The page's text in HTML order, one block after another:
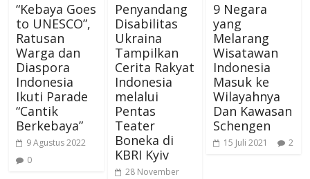
“Kebaya Goes
to UNESCO”,
Ratusan
Warga dan
Diaspora
Indonesia
Ikuti Parade
“Cantik
Berkebaya”
9 Agustus 2022
0
Penyandang
Disabilitas
Ukraina
Tampilkan
Cerita Rakyat
Indonesia
melalui
Pentas
Teater
Boneka di
KBRI Kyiv
28 November
9 Negara
yang
Melarang
Wisatawan
Indonesia
Masuk ke
Wilayahnya
Dan Kawasan
Schengen
15 Juli 2021 2